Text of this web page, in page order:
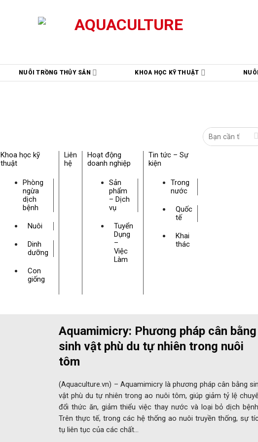
NUÔI TRỒNG THỦY SẢN KHOA HỌC KỸ THUẬT
Khoa học kỹ
thuật
Phòng
ngừa
dịch
bệnh
Nuôi
Dinh
dưỡng
Con
giống
Liên
hệ
Hoạt động
doanh nghiệp
Sản
phẩm
– Dịch
vụ
Tuyển
Dụng
–
Việc
Làm
Tin tức – Sự
kiện
Trong
nước
Quốc
tế
Khai
thác
Aquamimicry: Phương pháp cân bằng
sinh vật phù du tự nhiên trong nuôi
tôm
(Aquaculture.vn) – Aquamimicry là phương pháp cân bằng
vật phù du tự nhiên trong ao nuôi tôm, giúp giảm tỷ lệ
đổi thức ăn, giảm thiểu việc thay nước và loại bỏ dịch
Trên thực tế, trong các hệ thống ao nuôi truyền thống, sự
tụ liên tục của các chất…